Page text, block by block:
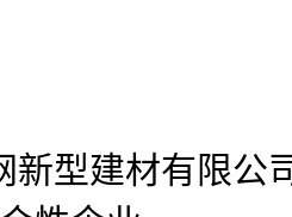
新型建材有限公